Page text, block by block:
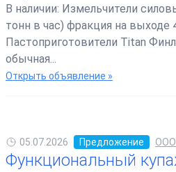
В наличии: Измельчители
тонн в час) фракция на
Пастоприготовители Titan
обычная...
Открыть объявление »
05.07.2026 Предложение
Функциональный